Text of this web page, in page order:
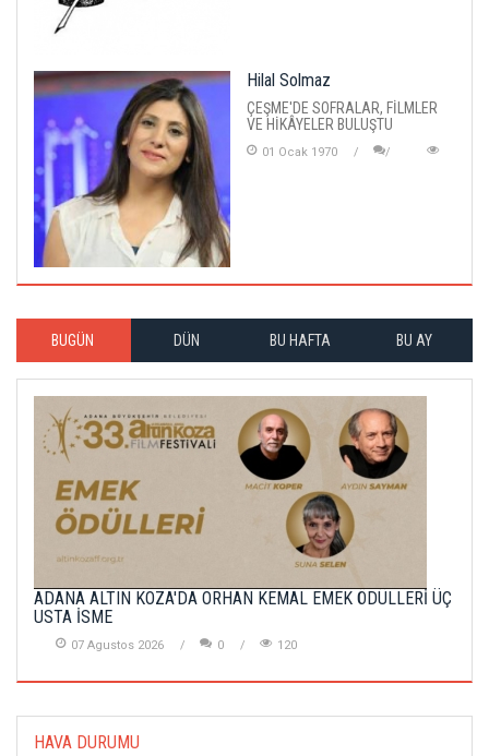
Hilal Solmaz
ÇEŞME'DE SOFRALAR, FİLMLER
VE HİKÂYELER BULUŞTU
01 Ocak 1970
BUGÜN DÜN BU HAFTA BU AY
ADANA ALTIN KOZA'DA ORHAN KEMAL EMEK ÖDÜLLERİ ÜÇ
USTA İSME
07 Agustos 2026 0 120
HAVA DURUMU